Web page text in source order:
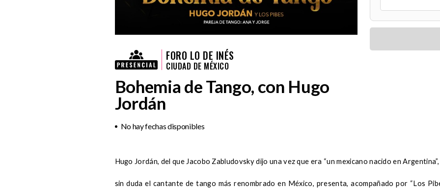
FORO LO DE INÉS
CIUDAD DE MÉXICO
Bohemia de Tango, con Hugo
Jordán
No hay fechas disponibles
Hugo Jordán, del que Jacobo Zabludovsky dijo una vez que era “un mexicano nacido en
sin duda el cantante de tango más renombrado en México, presenta, acompañado por “Los